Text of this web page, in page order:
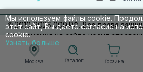
Москва Каталог Корзина
Мы используем файлы cookie.
этот сайт, Вы даете согласие на
cookie.
Узнать больше
© 2010-2026 009.РФ. Все права
Информация на сайте носит
информационный характер и не
публичной офертой п. 2 ст. 437 ГК РФ